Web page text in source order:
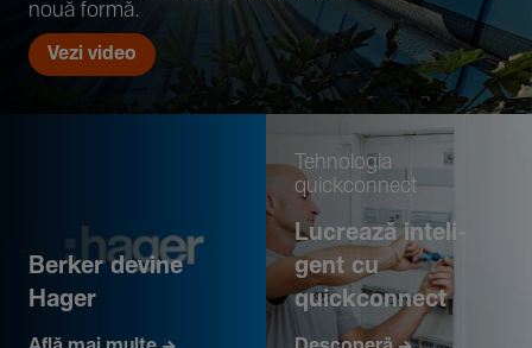
nouă formă.
Vezi video
Berker devine
Hager
Tehno­logia
quickconnect
Lucrează inte­li­
gent cu
quickconnect